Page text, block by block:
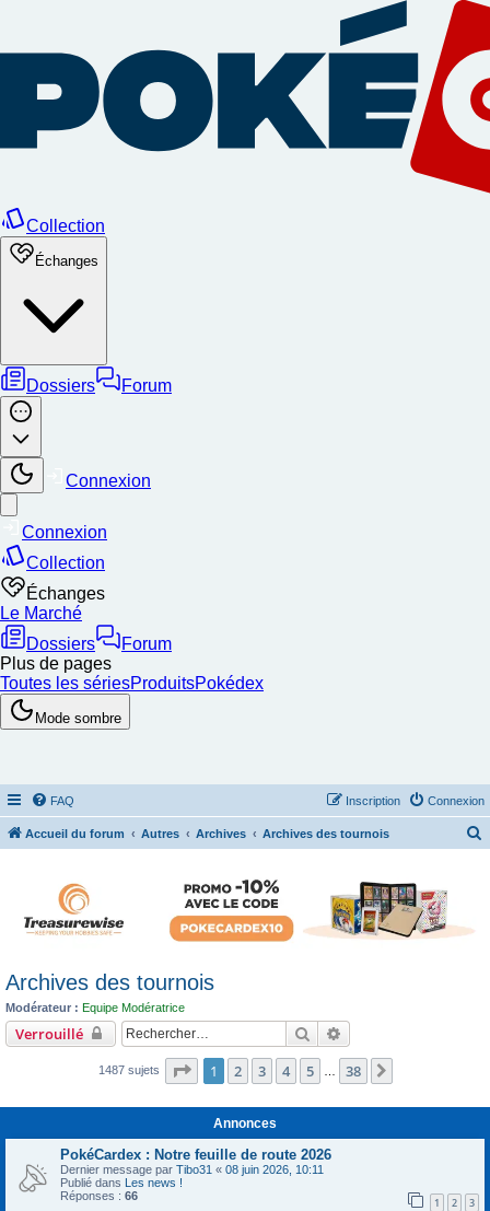
FAQ Connexion
Inscription
Accueil du forum Autres Archives Archives des tournois
Archives des tournois
Modérateur : Equipe Modératrice
Verrouillé Rechercher
1487 sujets Page 1sur38
1 2 3 4 5 38
Annonces
PokéCardex : Notre feuille de route 2026
Dernier message par Tibo31 « 08 juin 2026, 10:11
Publié dans Les news !
Réponses : 66 1 2 3